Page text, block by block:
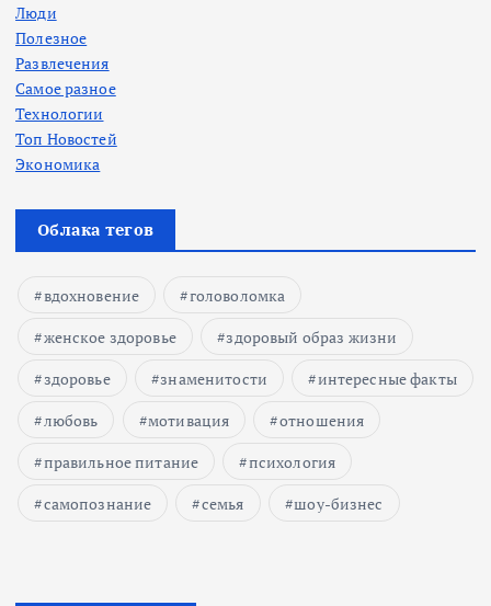
Люди
Полезное
Развлечения
Самое разное
Технологии
Топ Новостей
Экономика
Облака тегов
вдохновение
головоломка
женское здоровье
здоровый образ жизни
здоровье
знаменитости
интересные факты
любовь
мотивация
отношения
правильное питание
психология
самопознание
семья шоу-бизнес